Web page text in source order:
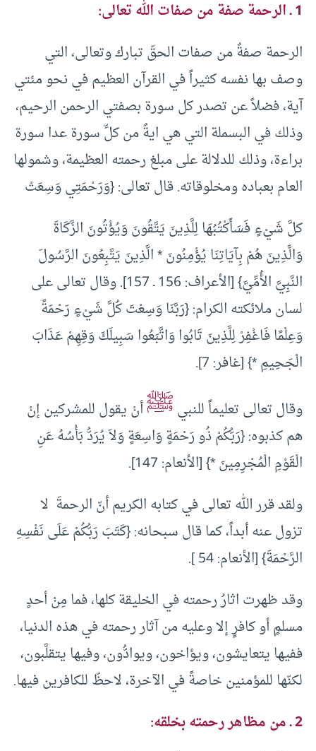
1 ـ الرحمة صفة من صفات الله تعالى:
الرحمة صفةٌ من صفات الحقّ تبارك وتعالى، التي
وصف بها نفسه كثيراً في القرآن العظيم في نحو مئتي
آية، فضلاً عن تصدر كل سورة بصفتي الرحمن الرحيم،
وذلك في البسملة التي هي ايةٌ من كلِّ سورة عدا سورة
براءة، وذلك للدلالة على مبلغ رحمته العظيمة، وشمولها
العام بعباده ومخلوقاته. قال تعالى: {وَرَحْمَتِي وَسِعَتْ
كلَّ شَيْءٍ فَسَأَكْتُبُهَا لِلَّذِينَ يَتَّقُونَ وَيُؤْتُونَ الزَّكَاةَ
وَالَّذِينَ هُمْ بِآيَاتِنَا يُؤْمِنُونَ * الَّذِينَ يَتَّبِعُونَ الرَّسُولَ
النَّبِيَّ الأُمِّيَّ} [الأعراف: 156 ـ 157]. وقال تعالى على
لسان ملائكته الكرام: {رَبَّنَا وَسِعْتَ كُلَّ شَيْءٍ رَحْمَةً
وَعِلْمًا فَاغْفِرْ لِلَّذِينَ تَابُوا وَاتَّبَعُوا سَبِيلَكَ وَقِهِمْ عَذَابَ
الْجَحِيمِ *} [غافر: 7].
وقال تعالى تعليماً للنبيﷺأنْ يقول للمشركين إنْ
هم كذبوه: {رَبُّكُمْ ذُو رَحْمَةٍ وَاسِعَةٍ وَلاَ يُرَدُّ بَأْسُهُ عَنِ
الْقَوْمِ الْمُجْرِمِينَ *} [الأنعام: 147].
ولقد قرر الله تعالى في كتابه الكريم أنّ الرحمةَ لا
تزول عنه أبداً، كما قال سبحانه: {كَتَبَ رَبُّكُمْ عَلَى نَفْسِهِ
الرَّحْمَةَ} [الأنعام: 54 ].
وقد ظهرت اثارُ رحمته في الخليقة كلها، فما مِنْ أحدٍ
مسلمٍ أو كافرٍ إلا وعليه من آثار رحمته في هذه الدنيا،
ففيها يتعايشون، ويؤاخون، ويوادُّون، وفيها يتقلَّبون،
لكنّها للمؤمنين خاصةً في الآخرة، لاحظّ للكافرين فيها.
2 ـ من مظاهر رحمته بخلقه: